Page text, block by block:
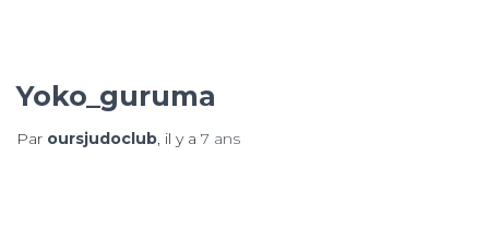
Yoko_guruma
Par oursjudoclub, il y a 7 ans